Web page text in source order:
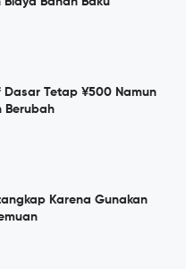
Dasar Tetap ¥500 Namun
Berubah
Karena Gunakan